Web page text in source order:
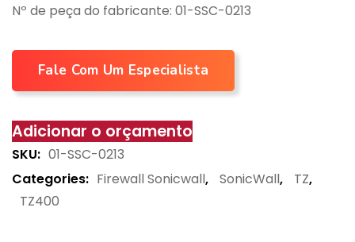
Nº de peça do fabricante: 01-SSC-0213
Fale Com Um Especialista
Adicionar o orçamento
SKU: 01-SSC-0213
Categories: Firewall Sonicwall, SonicWall, TZ,
TZ400